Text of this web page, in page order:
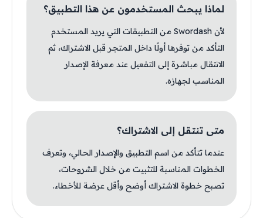
لماذا يبحث المستخدمون عن هذا التطبيق؟
لأن Swordash من التطبيقات التي يريد المستخدم
التأكد من توفرها أولًا داخل المتجر قبل الاشتراك، ثم
الانتقال مباشرة إلى التفعيل عند معرفة الإصدار
المناسب لجهازه.
متى تنتقل إلى الاشتراك؟
عندما تتأكد من اسم التطبيق والإصدار الحالي، وتعرف
الخطوات المناسبة للتثبيت من خلال الشروحات،
تصبح خطوة الاشتراك أوضح وأقل عرضة للأخطاء.